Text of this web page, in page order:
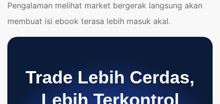
Pengalaman melihat market bergerak langsung akan
membuat isi ebook terasa lebih masuk akal.
Trade Lebih Cerdas,
Lebih Terkontrol